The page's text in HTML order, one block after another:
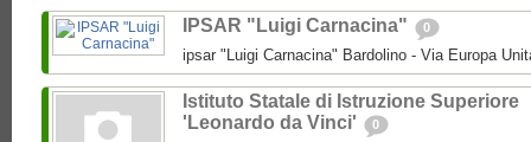
IPSAR "Luigi Carnacina" 0
ipsar "Luigi Carnacina" Bardolino - Via Europa
Istituto Statale di Istruzione Superiore
'Leonardo da Vinci'
0